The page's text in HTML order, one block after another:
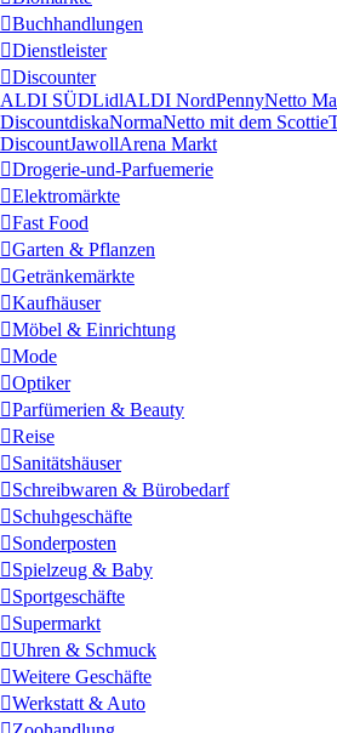
Buchhandlungen
Dienstleister
Discounter
ALDI SÜDLidlALDI NordPennyNetto
DiscountdiskaNormaNetto mit dem Scottie
DiscountJawollArena Markt
Drogerie-und-Parfuemerie
Elektromärkte
Fast Food
Garten & Pflanzen
Getränkemärkte
Kaufhäuser
Möbel & Einrichtung
Mode
Optiker
Parfümerien & Beauty
Reise
Sanitätshäuser
Schreibwaren & Bürobedarf
Schuhgeschäfte
Sonderposten
Spielzeug & Baby
Sportgeschäfte
Supermarkt
Uhren & Schmuck
Weitere Geschäfte
Werkstatt & Auto